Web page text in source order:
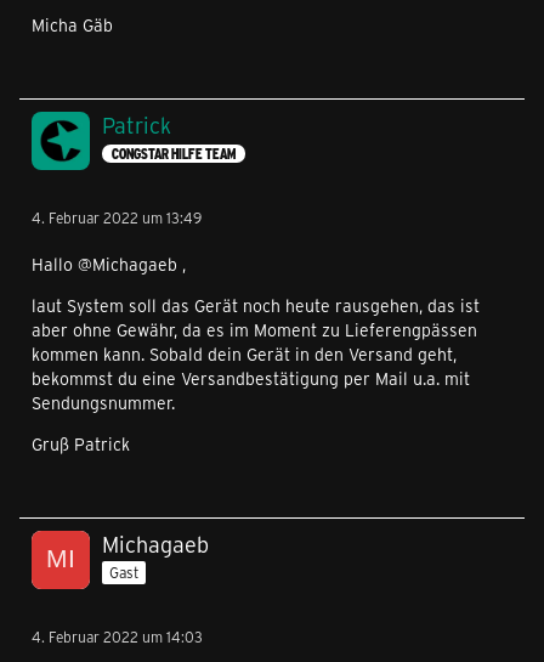
Micha Gäb
Patrick
CONGSTAR HILFE TEAM
4. Februar 2022 um 13:49
Hallo @Michagaeb ,
laut System soll das Gerät noch heute rausgehen, das ist
aber ohne Gewähr, da es im Moment zu Lieferengpässen
kommen kann. Sobald dein Gerät in den Versand geht,
bekommst du eine Versandbestätigung per Mail u.a. mit
Sendungsnummer.
Gruß Patrick
Michagaeb
Gast
4. Februar 2022 um 14:03